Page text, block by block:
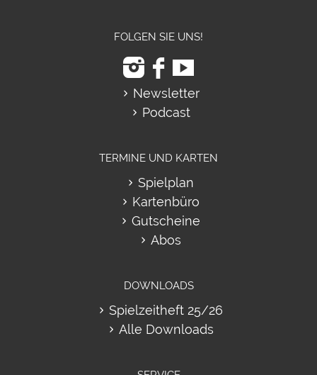
FOLGEN SIE UNS!
Newsletter
Podcast
TERMINE UND KARTEN
Spielplan
Kartenbüro
Gutscheine
Abos
DOWNLOADS
Spielzeitheft 25/26
Alle Downloads